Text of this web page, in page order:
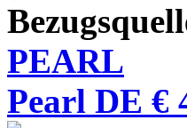
PEARL
Pearl DE €